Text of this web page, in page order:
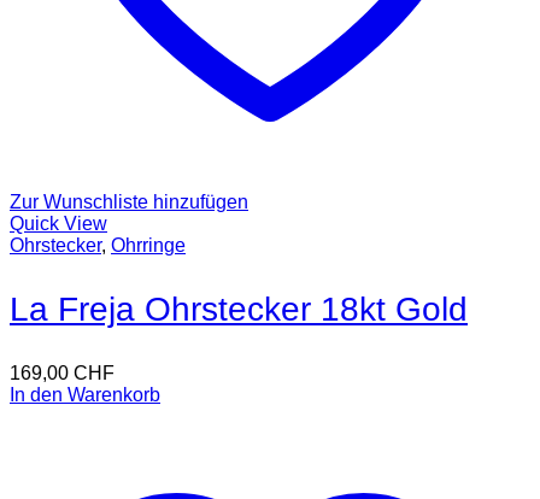
Zur Wunschliste hinzufügen
Quick View
Ohrstecker, Ohrringe
La Freja Ohrstecker 18kt Gold
169,00 CHF
In den Warenkorb